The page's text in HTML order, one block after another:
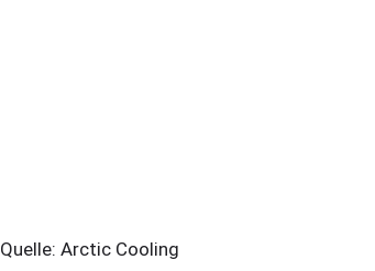
Quelle: Arctic Cooling